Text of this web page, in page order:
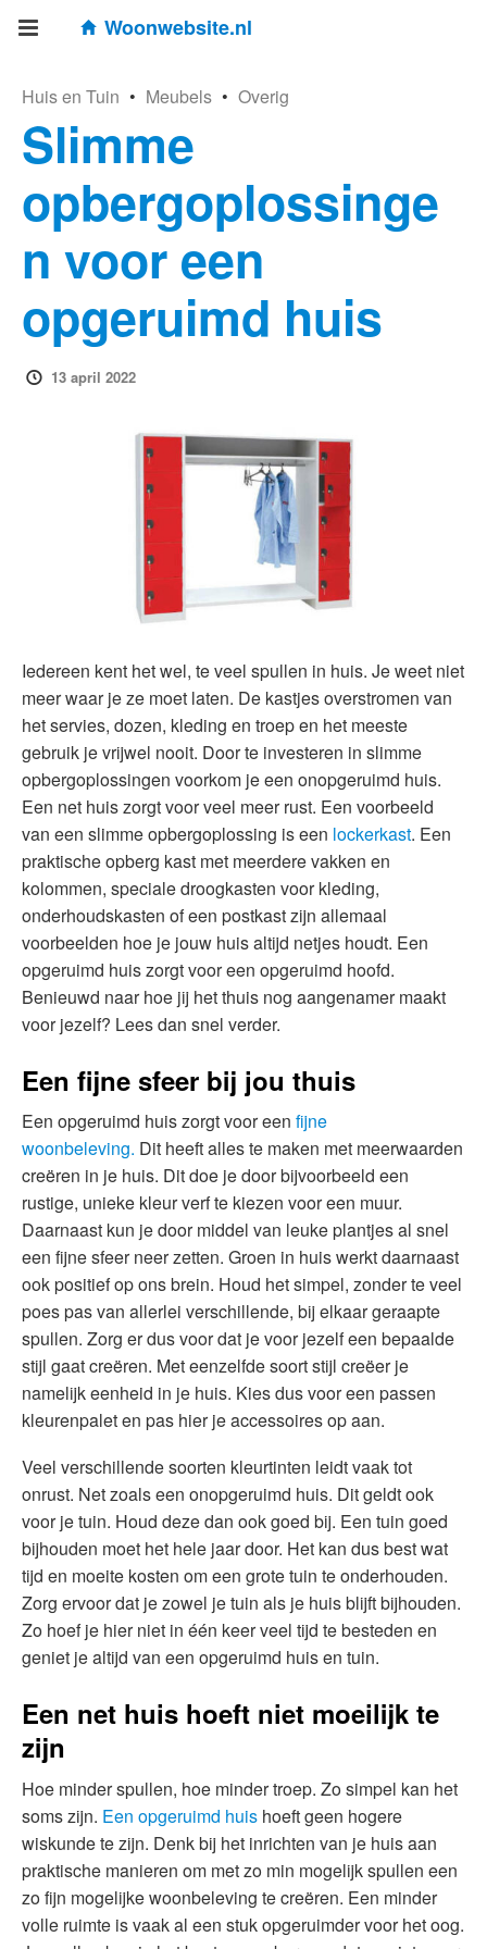
Woonwebsite.nl
Huis en Tuin • Meubels • Overig
Slimme
opbergoplossinge
n voor een
opgeruimd huis
13 april 2022
Iedereen kent het wel, te veel spullen in huis. Je weet niet
meer waar je ze moet laten. De kastjes overstromen van
het servies, dozen, kleding en troep en het meeste
gebruik je vrijwel nooit. Door te investeren in slimme
opbergoplossingen voorkom je een onopgeruimd huis.
Een net huis zorgt voor veel meer rust. Een voorbeeld
van een slimme opbergoplossing is een lockerkast. Een
praktische opberg kast met meerdere vakken en
kolommen, speciale droogkasten voor kleding,
onderhoudskasten of een postkast zijn allemaal
voorbeelden hoe je jouw huis altijd netjes houdt. Een
opgeruimd huis zorgt voor een opgeruimd hoofd.
Benieuwd naar hoe jij het thuis nog aangenamer maakt
voor jezelf? Lees dan snel verder.
Een fijne sfeer bij jou thuis
Een opgeruimd huis zorgt voor een fijne
woonbeleving. Dit heeft alles te maken met meerwaarden
creëren in je huis. Dit doe je door bijvoorbeeld een
rustige, unieke kleur verf te kiezen voor een muur.
Daarnaast kun je door middel van leuke plantjes al snel
een fijne sfeer neer zetten. Groen in huis werkt daarnaast
ook positief op ons brein. Houd het simpel, zonder te veel
poes pas van allerlei verschillende, bij elkaar geraapte
spullen. Zorg er dus voor dat je voor jezelf een bepaalde
stijl gaat creëren. Met eenzelfde soort stijl creëer je
namelijk eenheid in je huis. Kies dus voor een passen
kleurenpalet en pas hier je accessoires op aan.
Veel verschillende soorten kleurtinten leidt vaak tot
onrust. Net zoals een onopgeruimd huis. Dit geldt ook
voor je tuin. Houd deze dan ook goed bij. Een tuin goed
bijhouden moet het hele jaar door. Het kan dus best wat
tijd en moeite kosten om een grote tuin te onderhouden.
Zorg ervoor dat je zowel je tuin als je huis blijft bijhouden.
Zo hoef je hier niet in één keer veel tijd te besteden en
geniet je altijd van een opgeruimd huis en tuin.
Een net huis hoeft niet moeilijk te
zijn
Hoe minder spullen, hoe minder troep. Zo simpel kan het
soms zijn. Een opgeruimd huis hoeft geen hogere
wiskunde te zijn. Denk bij het inrichten van je huis aan
praktische manieren om met zo min mogelijk spullen een
zo fijn mogelijke woonbeleving te creëren. Een minder
volle ruimte is vaak al een stuk opgeruimder voor het oog.